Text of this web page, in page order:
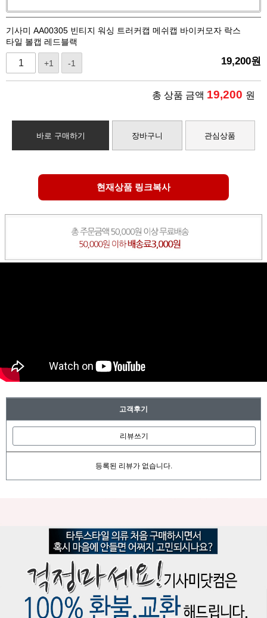
기사미 AA00305 빈티지 워싱 트러커캡 메쉬캡 바이커모자 락스
타일 볼캡 레드블랙
+1 -1 19,200원
총 상품 금액 19,200 원
바로 구매하기 장바구니 관심상품
현재상품 링크복사
고객후기
리뷰쓰기
등록된 리뷰가 없습니다.